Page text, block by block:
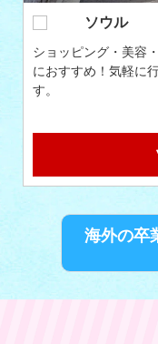
フランス/パ
ファッション・コス
いるパリ。ヨーロッ
海外の卒